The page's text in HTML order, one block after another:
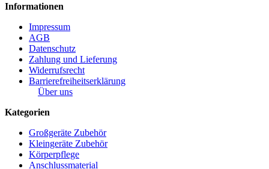
Informationen
Impressum
AGB
Datenschutz
Zahlung und Lieferung
Widerrufsrecht
Barrierefreiheitserklärung
Über uns
Kategorien
Großgeräte Zubehör
Kleingeräte Zubehör
Körperpflege
Anschlussmaterial